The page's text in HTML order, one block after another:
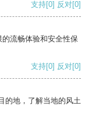
支持[0] 反对[0]
流畅体验和安全性保
支持[0] 反对[0]
的地，了解当地的风土